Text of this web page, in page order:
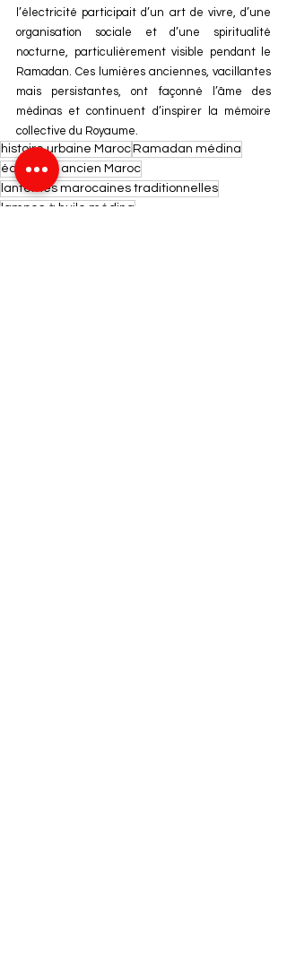
l’électricité participait d’un art de vivre, d’une
organisation sociale et d’une spiritualité
nocturne, particulièrement visible pendant le
Ramadan. Ces lumières anciennes, vacillantes
mais persistantes, ont façonné l’âme des
médinas et continuent d’inspirer la mémoire
collective du Royaume.
histoire urbaine MarocRamadan médina
éclairage ancien Maroc
lanternes marocaines traditionnelles
lampes à huile médina